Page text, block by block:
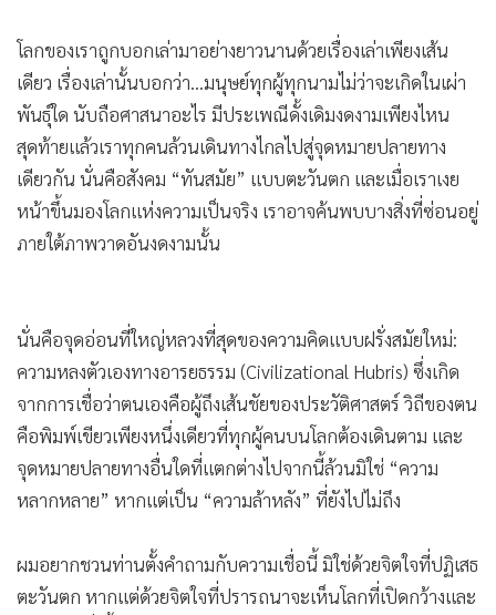
• เศรษฐกิจ-ธุรกิจ
• จีน
• ชุมชน-คุณภาพชีวิต
• อาชญากรรม
• Motoring
• เกม
• วิทยาศาสตร์
•
หุ้น
อินโดจีน
กองทุนรวม
• Celeb Online
• Factcheck
• ญี่ปุ่น
• Gotomanager
โลกของเราถูกบอกเล่ามาอย่างยาวนานด้วยเรื่องเล่าเพียงเส้น
เดียว เรื่องเล่านั้นบอกว่า...มนุษย์ทุกผู้ทุกนามไม่ว่าจะเกิดในเผ่า
พันธุ์ใด นับถือศาสนาอะไร มีประเพณีดั้งเดิมงดงามเพียงไหน
สุดท้ายแล้วเราทุกคนล้วนเดินทางไกลไปสู่จุดหมายปลายทาง
เดียวกัน นั่นคือสังคม “ทันสมัย” แบบตะวันตก และเมื่อเราเงย
หน้าขึ้นมองโลกแห่งความเป็นจริง เราอาจค้นพบบางสิ่งที่ซ่อนอยู่
ภายใต้ภาพวาดอันงดงามนั้น
นั่นคือจุดอ่อนที่ใหญ่หลวงที่สุดของความคิดแบบฝรั่งสมัยใหม่:
ความหลงตัวเองทางอารยธรรม (Civilizational Hubris) ซึ่งเกิด
จากการเชื่อว่าตนเองคือผู้ถึงเส้นชัยของประวัติศาสตร์ วิถีของตน
คือพิมพ์เขียวเพียงหนึ่งเดียวที่ทุกผู้คนบนโลกต้องเดินตาม และ
จุดหมายปลายทางอื่นใดที่แตกต่างไปจากนี้ล้วนมิใช่ “ความ
หลากหลาย” หากแต่เป็น “ความล้าหลัง” ที่ยังไปไม่ถึง
ผมอยากชวนท่านตั้งคำถามกับความเชื่อนี้ มิใช่ด้วยจิตใจที่ปฏิเสธ
ตะวันตก หากแต่ด้วยจิตใจที่ปรารถนาจะเห็นโลกที่เปิดกว้างและ